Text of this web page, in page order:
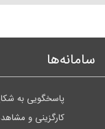
سامانه‌ها
پاسخگویی به
کارگزینی و